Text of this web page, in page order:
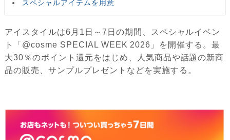
スペシャルアイテムを用意
アイスタイルは6月1日～7日の期間、スペシャルイベン
ト「@cosme SPECIAL WEEK 2026」を開催する。最
大30％のポイント還元をはじめ、人気商品や話題の新商
品の販売、サンプルプレゼントなどを実施する。